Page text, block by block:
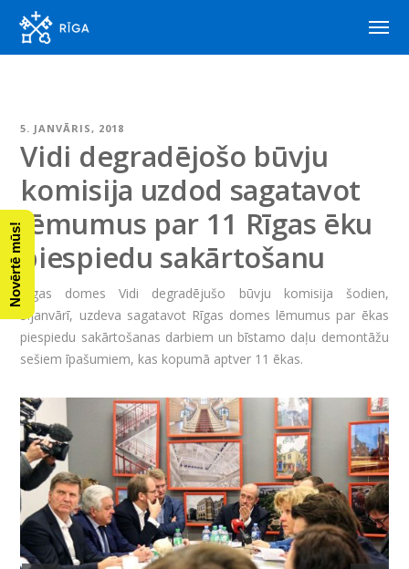
5. JANVĀRIS, 2018
Vidi degradējošo būvju
komisija uzdod sagatavot
lēmumus par 11 Rīgas ēku
piespiedu sakārtošanu
Rīgas domes Vidi degradējušo būvju komisija šodien,
5.janvārī, uzdeva sagatavot Rīgas domes lēmumus par ēkas
piespiedu sakārtošanas darbiem un bīstamo daļu demontāžu
sešiem īpašumiem, kas kopumā aptver 11 ēkas.
Novērtē mūs!